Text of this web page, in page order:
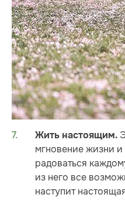
Жить настоящим.
мгновение жизни
радоваться
из него все
наступит